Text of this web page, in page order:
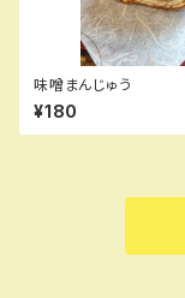
味噌まんじゅう
¥180